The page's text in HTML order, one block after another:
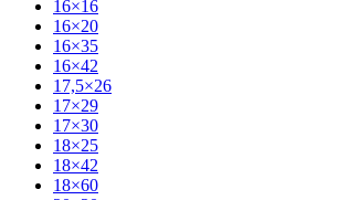
16×16
16×20
16×35
16×42
17,5×26
17×29
17×30
18×25
18×42
18×60